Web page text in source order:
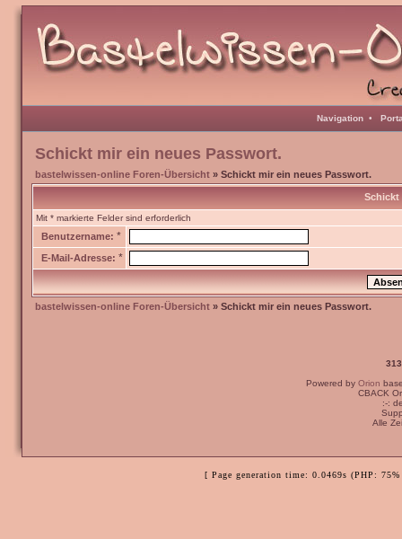
Navigation •
Schickt mir ein neues Passwort.
bastelwissen-online Foren-Übersicht » Schickt mir ein neues Passwort.
Schickt
Mit * markierte Felder sind erforderlich
Benutzername: *
E-Mail-Adresse: *
bastelwissen-online Foren-Übersicht » Schickt mir ein neues Passwort.
Powered by Orion
CBACK
:-:
Alle
[ Page generation time: 0.0469s (PHP: